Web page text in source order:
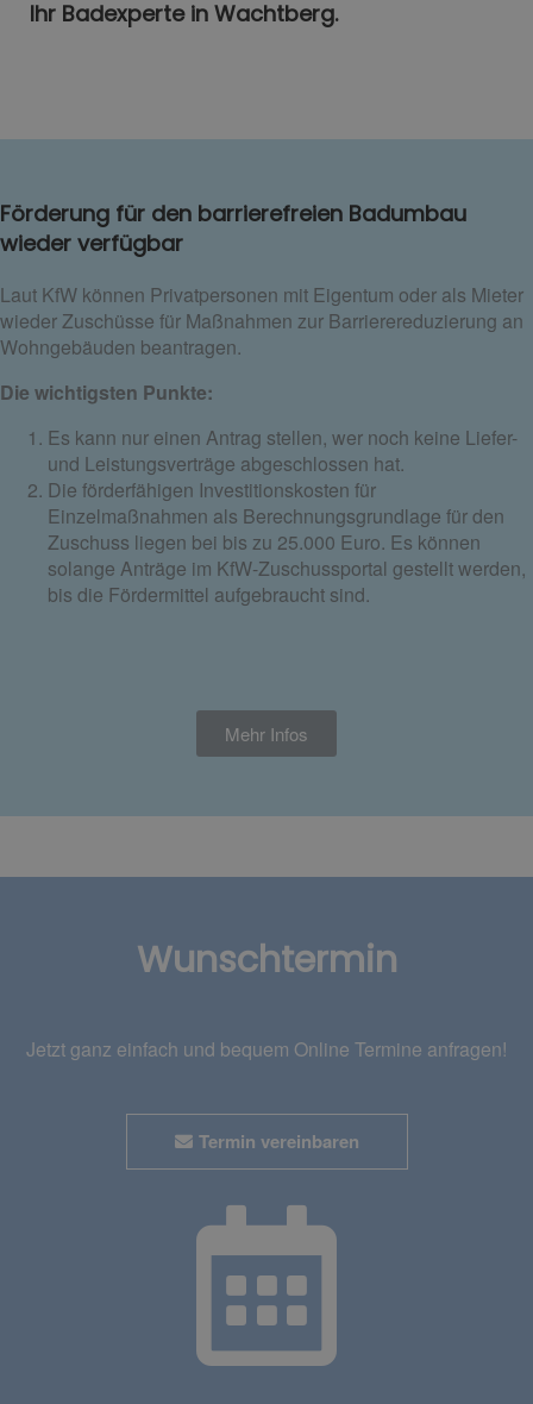
Ihr Badexperte in Wachtberg.
Förderung für den barrierefreien Badumbau
wieder verfügbar
Laut KfW können Privatpersonen mit Eigentum oder als Mieter
wieder Zuschüsse für Maßnahmen zur Barrierereduzierung an
Wohngebäuden beantragen.
Die wichtigsten Punkte:
Es kann nur einen Antrag stellen, wer noch keine Liefer-
und Leistungsverträge abgeschlossen hat.
Die förderfähigen Investitionskosten für
Einzelmaßnahmen als Berechnungsgrundlage für den
Zuschuss liegen bei bis zu 25.000 Euro. Es können
solange Anträge im KfW-Zuschussportal gestellt werden,
bis die Fördermittel aufgebraucht sind.
Mehr Infos
Wunschtermin
Jetzt ganz einfach und bequem Online Termine anfragen!
Termin vereinbaren